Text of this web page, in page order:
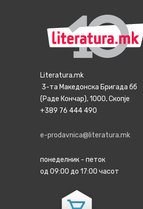
Literatura.mk
3-та Македонска Бригада бб
(Раде Кончар), 1000, Скопје
+389 76 444 490
e-prodavnica@literatura.mk
понеделник - петок
од 09:00 до 17:00 часот